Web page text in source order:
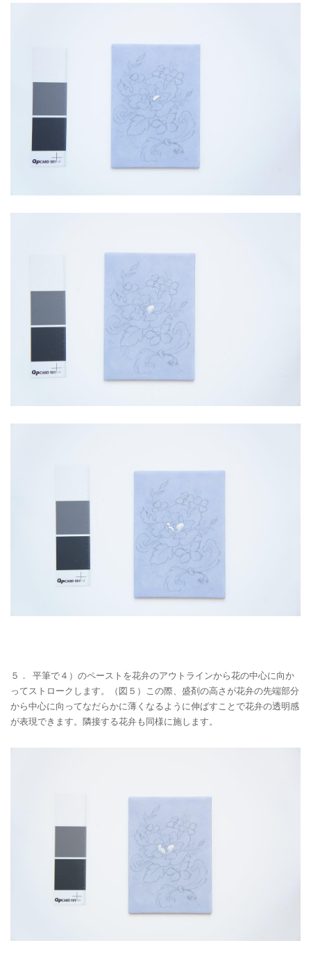
５． 平筆で４）のペーストを花弁のアウトラインから花の中心に向か
ってストロークします。（図５）この際、盛剤の高さが花弁の先端部分
から中心に向ってなだらかに薄くなるように伸ばすことで花弁の透明感
が表現できます。隣接する花弁も同様に施します。